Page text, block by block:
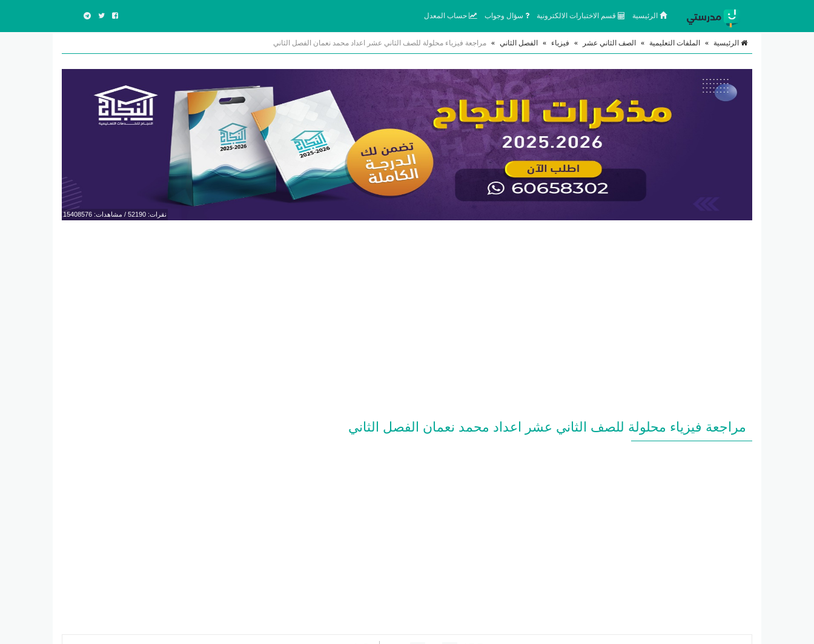
الرئيسية قسم الاختبارات الالكترونية سؤال وجواب حساب المعدل
الرئيسية » الملفات التعليمية » الصف الثاني عشر » فيزياء » الفصل الثاني » مراجعة فيزياء محلولة للصف الثاني عشر اعداد محمد نعمان الفصل الثاني
نقرات: 52190 / مشاهدات: 15408576
مراجعة فيزياء محلولة للصف الثاني عشر اعداد محمد نعمان الفصل الثاني